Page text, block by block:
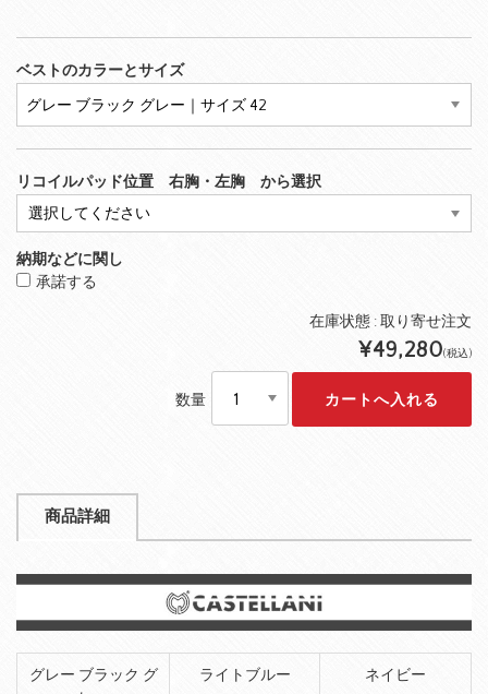
ベストのカラーとサイズ
リコイルパッド位置 右胸・左胸 から選択
納期などに関し
承諾する
在庫状態 :取り寄せ注文
¥49,280(税込)
数量
商品詳細
グレー ブラック グ
ライトブルー ネイビー